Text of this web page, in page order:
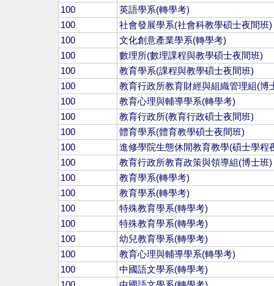
100
英語學系(轉學考)
100
社會發展學系(社會科教學碩士夜間班)
100
文化創意產業學系(轉學考)
100
數理所(數理課程與教學碩士夜間班)
100
教育學系(課程與教學碩士夜間班)
100
教育行政所教育財經與組織管理組(博
100
教育心理與輔導學系(轉學考)
100
教育行政所(教育行政碩士夜間班)
100
體育學系(體育教學碩士夜間班)
100
進修學院生態休閒教育教學(碩士學程
100
教育行政所教育政策與領導組(博士班)
100
教育學系(轉學考)
100
教育學系(轉學考)
100
特殊教育學系(轉學考)
100
特殊教育學系(轉學考)
100
幼兒教育學系(轉學考)
100
教育心理與輔導學系(轉學考)
100
中國語文學系(轉學考)